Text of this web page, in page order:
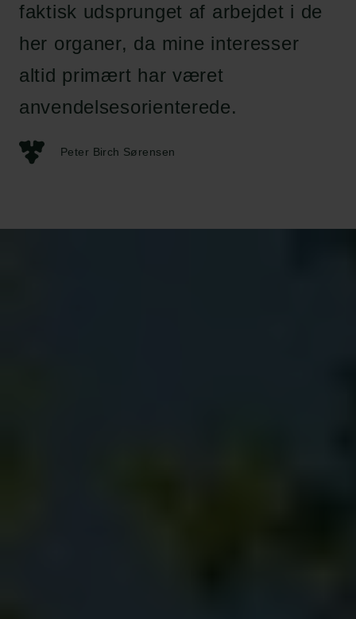
faktisk udsprunget af arbejdet i de
her organer, da mine interesser
altid primært har været
anvendelsesorienterede.
Peter Birch Sørensen